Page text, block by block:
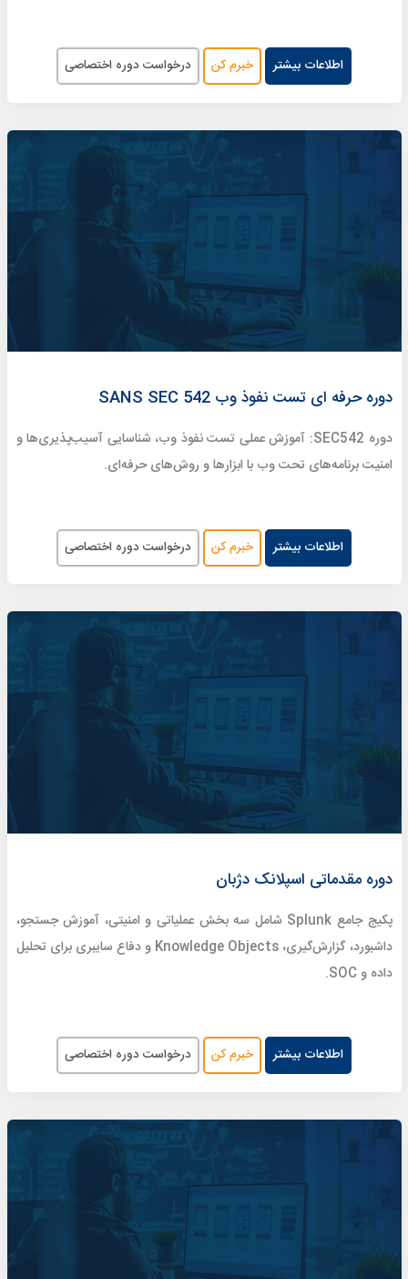
اطلاعات بیشتر خبرم کن درخواست دوره اختصاصی
دوره حرفه ای تست نفوذ وب SANS SEC 542
دوره SEC542: آموزش عملی تست نفوذ وب، شناسایی آسیب‌پذیری‌ها و
امنیت برنامه‌های تحت وب با ابزارها و روش‌های حرفه‌ای.
اطلاعات بیشتر خبرم کن درخواست دوره اختصاصی
دوره مقدماتی اسپلانک دژبان
پکیج جامع Splunk شامل سه بخش عملیاتی و امنیتی، آموزش جستجو،
داشبورد، گزارش‌گیری، Knowledge Objects و دفاع سایبری برای تحلیل
داده و SOC.
اطلاعات بیشتر خبرم کن درخواست دوره اختصاصی